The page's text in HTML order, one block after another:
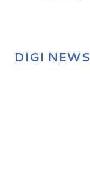
DIGI NEWS